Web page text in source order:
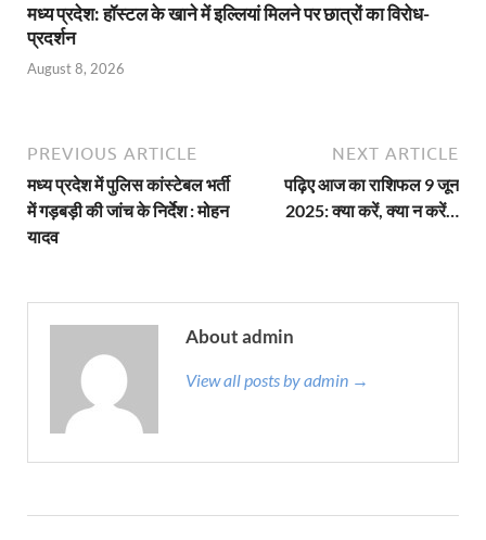
मध्य प्रदेश: हॉस्टल के खाने में इल्लियां मिलने पर छात्रों का विरोध-
प्रदर्शन
August 8, 2026
PREVIOUS ARTICLE
मध्य प्रदेश में पुलिस कांस्टेबल भर्ती
में गड़बड़ी की जांच के निर्देश : मोहन
यादव
NEXT ARTICLE
पढ़िए आज का राशिफल 9 जून
2025: क्या करें, क्या न करें…
About admin
View all posts by admin →